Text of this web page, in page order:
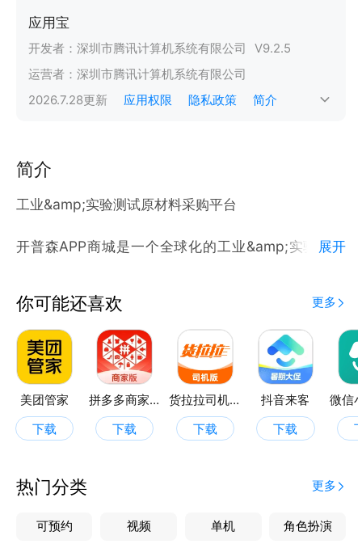
应用宝
开发者： 深圳市腾讯计算机系统有限公司 V9.2.5
运营者： 深圳市腾讯计算机系统有限公司
2026.7.28更新 应用权限 隐私政策 简介
简介
工业&amp;实验测试原材料采购平台
开普森APP商城是一个全球化的工业&amp;实验测试
加热、数控机加工、管阀件板金、以及非标定制服务。
开普森致力于提供广泛的电子元器件产品线，涵盖各种
规格、温度段和型号，以满足不同行业和应用场景的需
求。
开普森深耕于定制服务和设计方案，帮助客户系统化的
通过开普森APP一站式服务，对接、设计、开发、验
证、交付等快速解决所需要的产品及方案。
展开
你可能还喜欢 更多
美团管家
下载
拼多多商家版
下载
货拉拉司机版
下载
抖音来客
下载
热门分类 更多
可预约 视频 单机 角色扮演